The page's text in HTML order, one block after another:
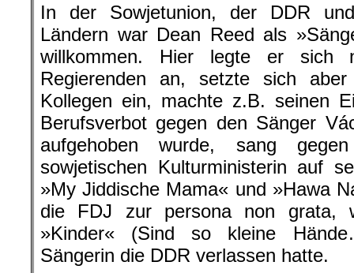
In der Sowjetunion, der DDR
Ländern war Dean Reed als
willkommen. Hier legte er sich
Regierenden an, setzte sich
Kollegen ein, machte z.B. seinen
Berufsverbot gegen den Sänger
aufgehoben wurde, sang
sowjetischen Kulturministerin auf
»My Jiddische Mama« und »Hawa
die FDJ zur persona non grata,
»Kinder« (Sind so kleine
Sängerin die DDR verlassen hatte.